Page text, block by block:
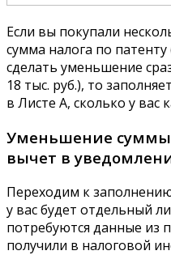
Если вы покупали
сумма налога по
сделать уменьшение
18 тыс. руб.), то
в Листе А, сколько у вас
Уменьшение суммы
вычет в
Переходим к
у вас будет отдельный
потребуются данные из
получили в налоговой